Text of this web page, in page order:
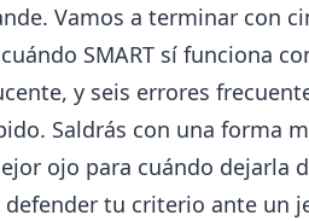
Vamos a terminar con
SMART sí funciona
y seis errores
Saldrás con una forma
ojo para cuándo dejarla
tu criterio ante un